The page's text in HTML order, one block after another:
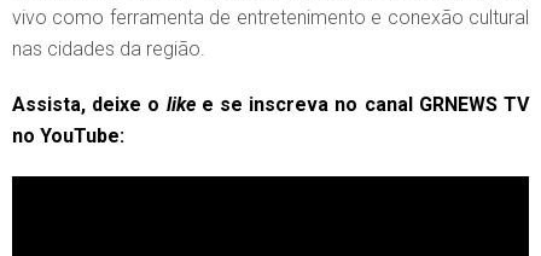
vivo como ferramenta de entretenimento e conexão cultural
nas cidades da região.
Assista, deixe o likee se inscreva no canal GRNEWS TV
no YouTube: